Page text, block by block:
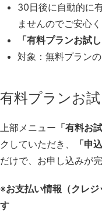
30日後に自動的に
ませんのでご安心
「有料プランお試
対象：無料プラン
有料プランお
上部メニュー 「有料お
クしていただき、
「申
だけで、お申し込みが完
※お支払い情報（クレ
す